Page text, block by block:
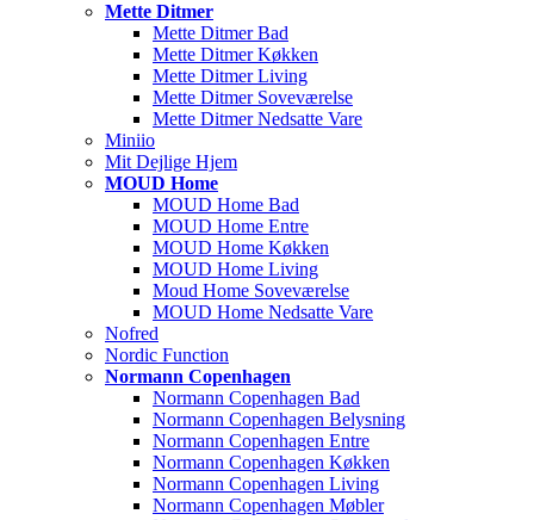
Mette Ditmer
Mette Ditmer Bad
Mette Ditmer Køkken
Mette Ditmer Living
Mette Ditmer Soveværelse
Mette Ditmer Nedsatte Vare
Miniio
Mit Dejlige Hjem
MOUD Home
MOUD Home Bad
MOUD Home Entre
MOUD Home Køkken
MOUD Home Living
Moud Home Soveværelse
MOUD Home Nedsatte Vare
Nofred
Nordic Function
Normann Copenhagen
Normann Copenhagen Bad
Normann Copenhagen Belysning
Normann Copenhagen Entre
Normann Copenhagen Køkken
Normann Copenhagen Living
Normann Copenhagen Møbler